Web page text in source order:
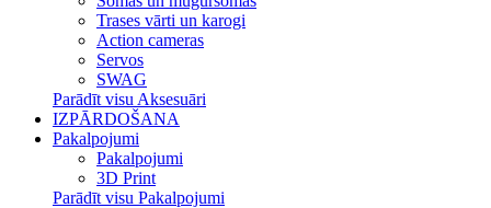
Trases vārti un karogi
Action cameras
Servos
SWAG
Parādīt visu Aksesuāri
IZPĀRDOŠANA
Pakalpojumi
Pakalpojumi
3D Print
Parādīt visu Pakalpojumi